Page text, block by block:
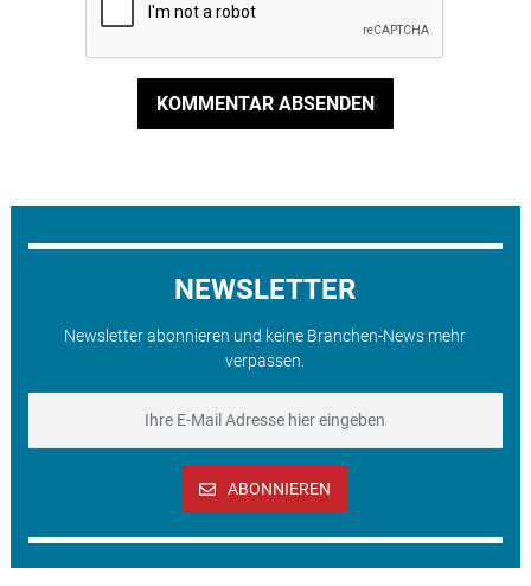
KOMMENTAR ABSENDEN
NEWSLETTER
Newsletter abonnieren und keine Branchen-News mehr
verpassen.
ABONNIEREN